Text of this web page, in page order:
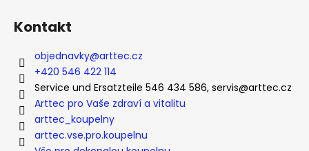
r
L
Kontakt
objednavky@arttec.cz
+420 546 422 114
Service und Ersatzteile 546 434 586, servis@arttec.cz
Arttec pro Vaše zdraví a vitalitu
arttec_koupelny
arttec.vse.pro.koupelnu